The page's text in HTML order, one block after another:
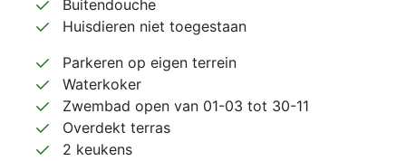
Buitendouche
Huisdieren niet toegestaan
Parkeren op eigen terrein
Waterkoker
Zwembad open van 01-03 tot 30-11
Overdekt terras
2 keukens